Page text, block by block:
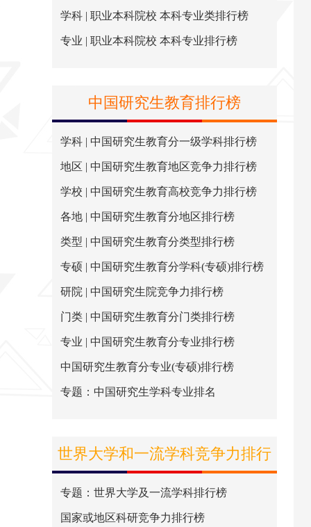
学科 | 职业本科院校 本科专业类排行榜
专业 | 职业本科院校 本科专业排行榜
中国研究生教育排行榜
学科 | 中国研究生教育分一级学科排行榜
地区 | 中国研究生教育地区竞争力排行榜
学校 | 中国研究生教育高校竞争力排行榜
各地 | 中国研究生教育分地区排行榜
类型 | 中国研究生教育分类型排行榜
专硕 | 中国研究生教育分学科(专硕)排行榜
研院 | 中国研究生院竞争力排行榜
门类 | 中国研究生教育分门类排行榜
专业 | 中国研究生教育分专业排行榜
中国研究生教育分专业(专硕)排行榜
专题：中国研究生学科专业排名
世界大学和一流学科竞争力排行
榜
专题：世界大学及一流学科排行榜
国家或地区科研竞争力排行榜